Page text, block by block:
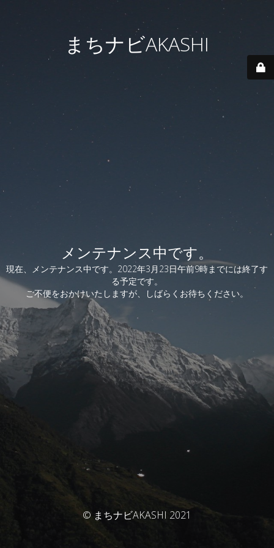
まちナビAKASHI
メンテナンス中です。
現在、メンテナンス中です。2022年3月23日午前9時までには終了す
る予定です。
ご不便をおかけいたしますが、しばらくお待ちください。
© まちナビAKASHI 2021